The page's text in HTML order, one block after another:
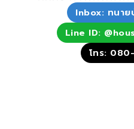
Inbox: ทนาย
Line ID:
โทร: